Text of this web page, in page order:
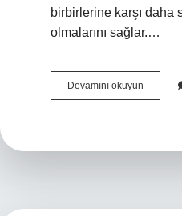
birbirlerine karşı daha
olmalarını sağlar.…
Devamını okuyun
gönüllülük